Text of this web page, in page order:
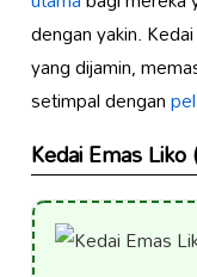
dengan yakin.
yang dijamin,
setimpal dengan
Kedai Emas